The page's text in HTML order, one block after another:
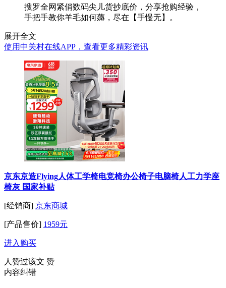
搜罗全网紧俏数码尖儿货抄底价，分享抢购经验，
手把手教你羊毛如何薅，尽在【手慢无】。
展开全文
使用中关村在线APP，查看更多精彩资讯
京东京造Flying人体工学椅电竞椅办公椅子电脑椅人工力学座
椅灰 国家补贴
[经销商] 京东商城
[产品售价] 1959元
进入购买
人赞过该文 赞
内容纠错